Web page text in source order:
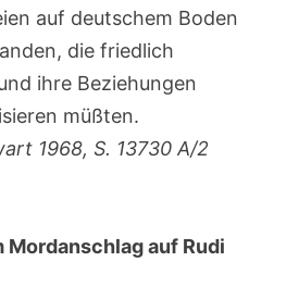
auf deutschem Boden
die friedlich
ihre Beziehungen
müßten.
1968, S. 13730 A/2
Mordanschlag auf Rudi